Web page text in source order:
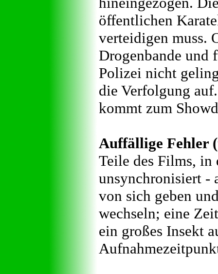
öffentlichen
verteidigen muss.
Drogenbande und
Polizei nicht
die Verfolgung
kommt zum
Auffällige Fehler
Teile des Films, in
unsynchronisiert -
von sich geben
wechseln; eine
ein großes Insekt